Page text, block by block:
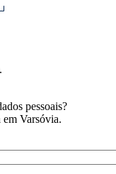
pessoais?
Varsóvia.